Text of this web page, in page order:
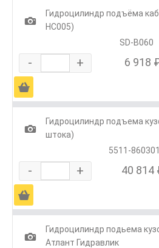
1
Гидроцилиндр подъёма
HC005)
SD-B060
- + 6 918
Ä
1
Гидроцилиндр подъема
штока)
5511-
- + 40 814
Ä
1
Гидроцилиндр подьема
Атлант Гидравлик